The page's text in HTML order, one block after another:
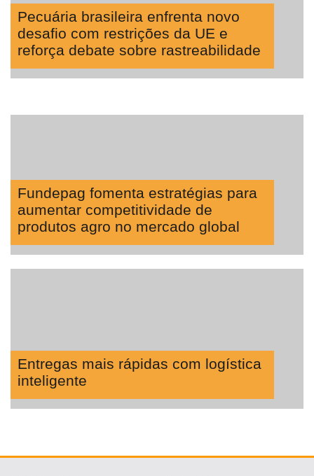
Pecuária brasileira enfrenta novo
desafio com restrições da UE e
reforça debate sobre rastreabilidade
Fundepag fomenta estratégias para
aumentar competitividade de
produtos agro no mercado global
Entregas mais rápidas com logística
inteligente